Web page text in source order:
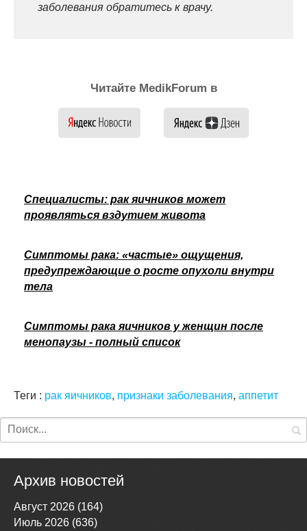
заболевания обратитесь к врачу.
Читайте MedikForum в
Специалисты: рак яичников может
проявляться вздутием живота
Симптомы рака: «частые» ощущения,
предупреждающие о росте опухоли внутри
тела
Симптомы рака яичников у женщин после
менопаузы - полный список
Теги : рак яичников, признаки заболевания, аппетит
Архив новостей
Август 2026 (164)
Июль 2026 (636)